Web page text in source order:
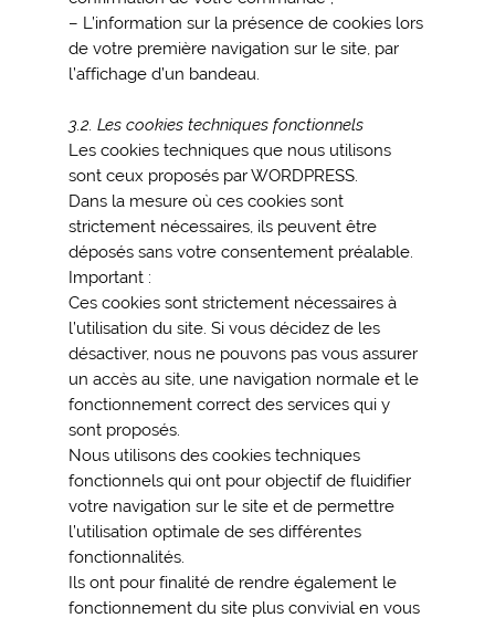
– L’information sur la présence de cookies lors
de votre première navigation sur le site, par
l’affichage d’un bandeau.
3.2. Les cookies techniques fonctionnels
Les cookies techniques que nous utilisons
sont ceux proposés par WORDPRESS.
Dans la mesure où ces cookies sont
strictement nécessaires, ils peuvent être
déposés sans votre consentement préalable.
Important :
Ces cookies sont strictement nécessaires à
l’utilisation du site. Si vous décidez de les
désactiver, nous ne pouvons pas vous assurer
un accès au site, une navigation normale et le
fonctionnement correct des services qui y
sont proposés.
Nous utilisons des cookies techniques
fonctionnels qui ont pour objectif de fluidifier
votre navigation sur le site et de permettre
l’utilisation optimale de ses différentes
fonctionnalités.
Ils ont pour finalité de rendre également le
fonctionnement du site plus convivial en vous